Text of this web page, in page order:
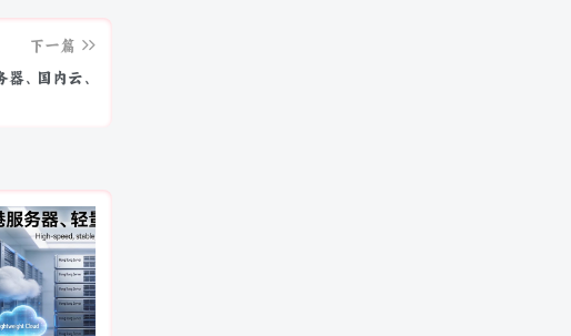
下一篇
、国内云、